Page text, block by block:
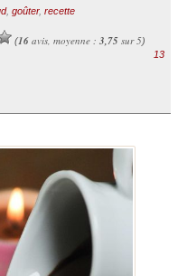
, goûter, recette
(16avis, moyenne : 3,75sur 5)
13